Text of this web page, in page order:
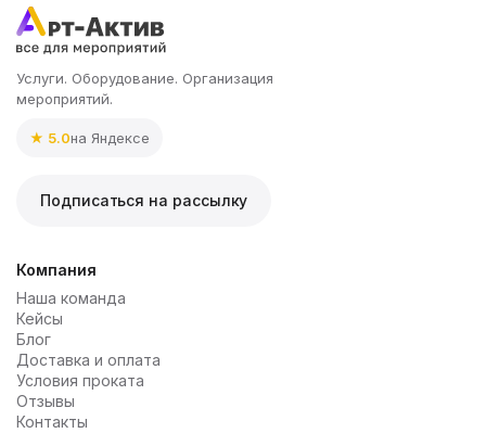
Услуги. Оборудование. Организация
мероприятий.
★ 5.0на Яндексе
Подписаться на рассылку
Компания
Наша команда
Кейсы
Блог
Доставка и оплата
Условия проката
Отзывы
Контакты